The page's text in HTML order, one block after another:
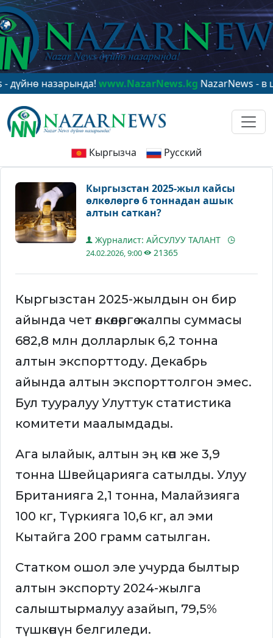
назарында!www.NazarNews.kgNazarNews - в
Кыргызча Русский
Кыргызстан 2025-жыл кайсы
өлкөлөргө 6 тоннадан ашык
алтын саткан?
Журналист: АЙСУЛУУ ТАЛАНТ
24.02.2026, 9:00 21365
Кыргызстан 2025-жылдын он бир
айында чет өлкөлөргө жалпы суммасы
682,8 млн долларлык 6,2 тонна
алтын экспорттоду. Декабрь
айында алтын экспорттолгон эмес.
Бул тууралуу Улуттук статистика
комитети маалымдады.
Ага ылайык, алтын эң көп же 3,9
тонна Швейцарияга сатылды. Улуу
Британияга 2,1 тонна, Малайзияга
100 кг, Түркияга 10,6 кг, ал эми
Кытайга 200 грамм сатылган.
Статком ошол эле учурда былтыр
алтын экспорту 2024-жылга
салыштырмалуу азайып, 79,5%
түшкөнүн белгиледи.